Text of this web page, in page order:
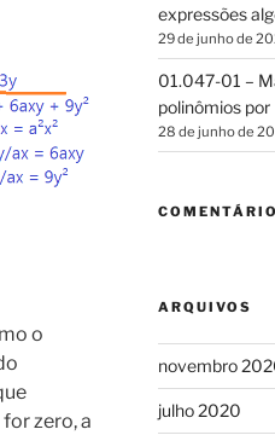
o
zero, a
expressões
29 de junho de
01.047-01 –
polinômios por
28 de junho de
ARQUIVOS
novembro
julho 2020